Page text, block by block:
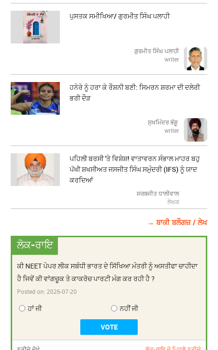
ਪੁਸਤਕ ਸਮੀਖਿਆ/ ਗੁਰਮੀਤ ਸਿੰਘ ਪਲਾਹੀ
ਗੁਰਮੀਤ ਸਿੰਘ ਪਲਾਹੀ
writer
ਹਨੇਰੇ ਨੂੰ ਹਰਾ ਕੇ ਰੌਸ਼ਨੀ ਬਣੀ: ਸਿਮਰਨ ਸ਼ਰਮਾ ਦੀ ਦਲੇਰੀ
ਭਰੀ ਦੌੜ
ਸੁਖਮਿੰਦਰ ਭੰਗੂ
writer
ਪਹਿਲੀ ਬਰਸੀ 'ਤੇ ਵਿਸ਼ੇਸ਼! ਵਾਤਾਵਰਨ ਸੰਭਾਲ ਮਾਹਰ ਬਹੁ
ਪੱਖੀ ਸ਼ਖਸੀਅਤ ਜਸਜੀਤ ਸਿੰਘ ਸਮੁੰਦਰੀ (IFS) ਨੂੰ ਯਾਦ
ਕਰਦਿਆਂ
ਸਰਬਜੀਤ ਧਾਲੀਵਾਲ
ਲੇਖਕ
→ ਬਾਕੀ ਬਲੌਗਜ਼ / ਲੇਖ
ਲੋਕ-ਰਾਇ
ਕੀ NEET ਪੇਪਰ ਲੀਕ ਸਬੰਧੀ ਭਾਰਤ ਦੇ ਸਿੱਖਿਆ ਮੰਤਰੀ ਨੂੰ ਅਸਤੀਫਾ ਚਾਹੀਦਾ
ਹੈ ਜਿਵੇਂ ਕੀ ਵਾਂਗਚੂਕ ਤੇ ਕਾਕਰੋਚ ਪਾਰਟੀ ਮੰਗ ਕਰ ਰਹੀ ਹੈ ?
Posted on: 2026-07-20
ਹਾਂ ਜੀ ਨਹੀਂ ਜੀ